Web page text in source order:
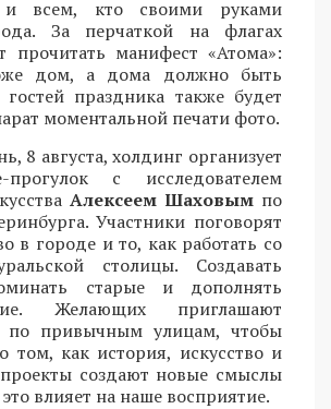
и всем, кто своими руками
За перчаткой на флагах
прочитать манифест «Атома»:
дом, а дома должно быть
праздника также будет
моментальной печати фото.
8 августа, холдинг организует
с исследователем
Алексеем Шаховым по
Участники поговорят
в городе и то, как работать со
столицы. Создавать
старые и дополнять
Желающих приглашают
по привычным улицам, чтобы
том, как история, искусство и
создают новые смыслы
влияет на наше восприятие.